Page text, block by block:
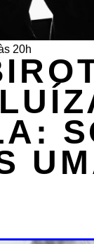
20h